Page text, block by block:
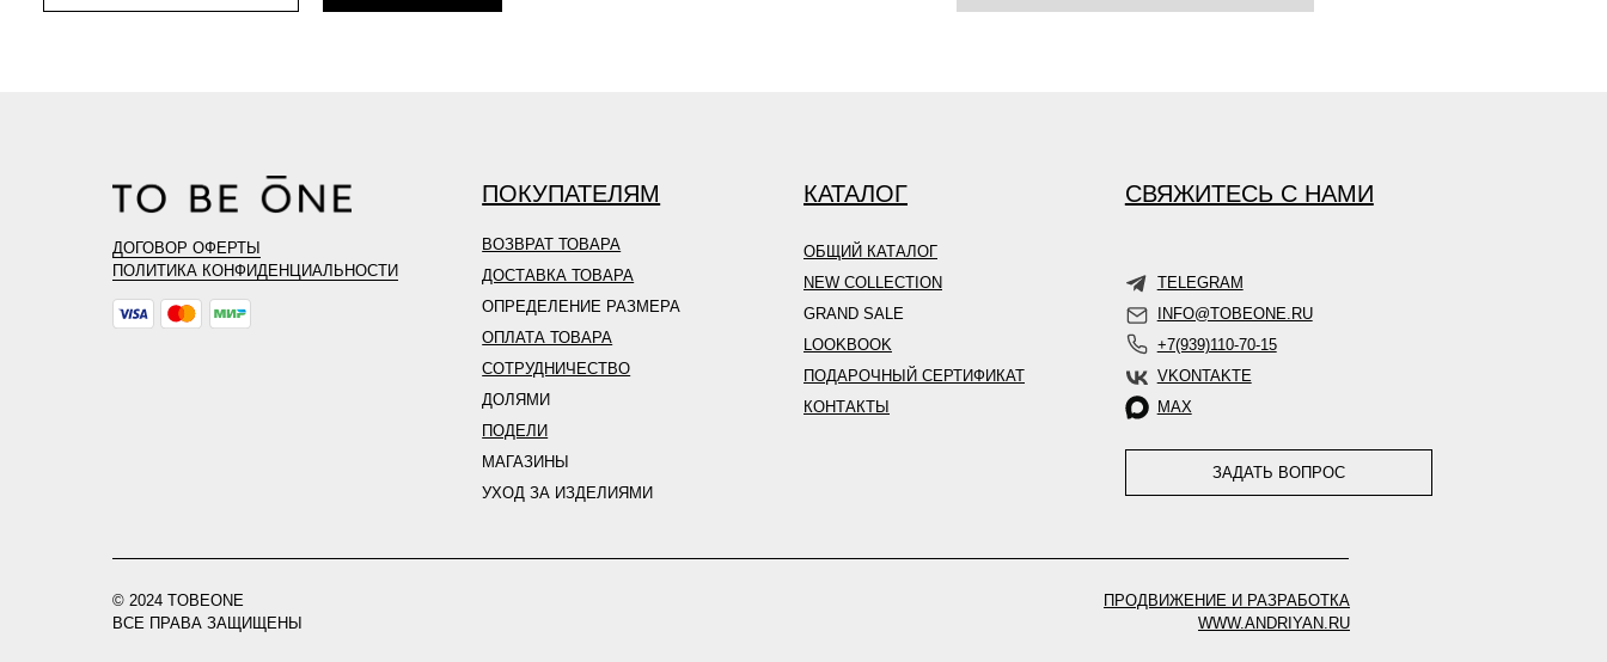
TELEGRAM
INFO@TOBEONE.RU
+7(939)110-70-15
VKONTAKTE
MAX
ДОГОВОР ОФЕРТЫ
ПОЛИТИКА КОНФИДЕНЦИАЛЬНОСТИ
ПОКУПАТЕЛЯМ
ВОЗВРАТ ТОВАРА
ДОСТАВКА ТОВАРА
ОПРЕДЕЛЕНИЕ РАЗМЕРА
ОПЛАТА ТОВАРА
СОТРУДНИЧЕСТВО
ДОЛЯМИ
ПОДЕЛИ
МАГАЗИНЫ
УХОД ЗА ИЗДЕЛИЯМИ
КАТАЛОГ
ОБЩИЙ КАТАЛОГ
NEW COLLECTION
GRAND SALE
LOOKBOOK
ПОДАРОЧНЫЙ СЕРТИФИКАТ
КОНТАКТЫ
СВЯЖИТЕСЬ С НАМИ
ЗАДАТЬ ВОПРОС
© 2024 TOBEONE
ВСЕ ПРАВА ЗАЩИЩЕНЫ
ПРОДВИЖЕНИЕ И РАЗРАБОТКА
WWW.ANDRIYAN.RU